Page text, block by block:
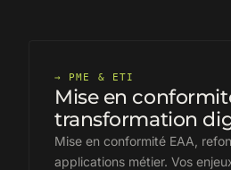
→ PME & ETI
Mise en
transformation
Mise en conformité EAA,
applications métier. Vos